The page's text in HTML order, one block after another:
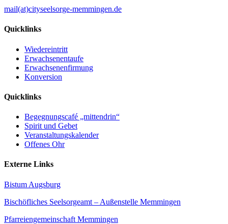
mail(at)cityseelsorge-memmingen.de
Quicklinks
Wiedereintritt
Erwachsenentaufe
Erwachsenenfirmung
Konversion
Quicklinks
Begegnungscafé „mittendrin“
Spirit und Gebet
Veranstaltungskalender
Offenes Ohr
Externe Links
Bistum Augsburg
Bischöfliches Seelsorgeamt – Außenstelle Memmingen
Pfarreiengemeinschaft Memmingen